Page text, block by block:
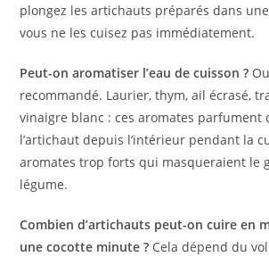
plongez les artichauts préparés dans
vous ne les cuisez pas immédiatement.
Peut-on aromatiser l’eau de cuisson ?
recommandé. Laurier, thym, ail écrasé,
vinaigre blanc : ces aromates parfument
l’artichaut depuis l’intérieur pendant la
aromates trop forts qui masqueraient le
légume.
Combien d’artichauts peut-on cuire en
une cocotte minute ? Cela dépend du